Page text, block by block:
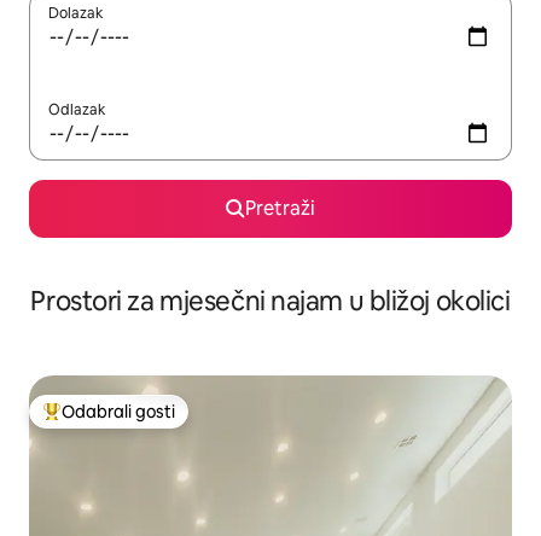
Dolazak
Odlazak
Pretraži
Prostori za mjesečni najam u bližoj okolici
Među najviše rangiranima s oznakom „Odabrali gosti”
Odabrali gosti